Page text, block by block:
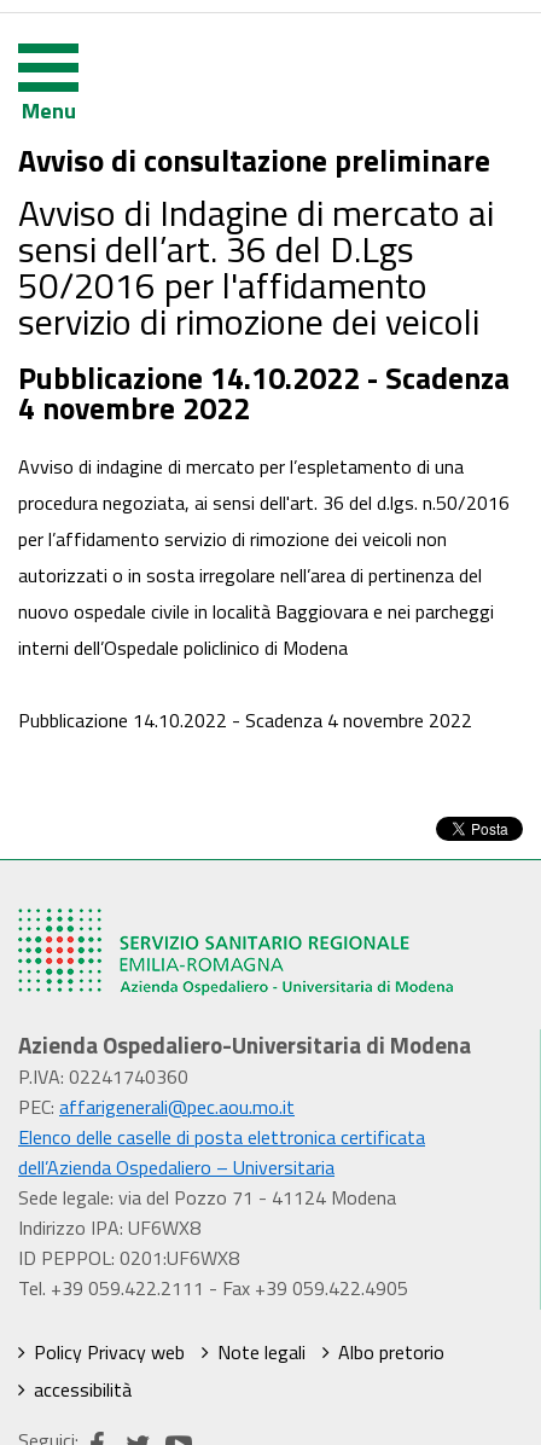
50/2016 per l'affidamento servizio di rimozione dei veicoli
Menu
Avviso di consultazione preliminare
Avviso di Indagine di mercato ai
sensi dell’art. 36 del D.Lgs
50/2016 per l'affidamento
servizio di rimozione dei veicoli
Pubblicazione 14.10.2022 - Scadenza
4 novembre 2022
Avviso di indagine di mercato per l’espletamento di una
procedura negoziata, ai sensi dell'art. 36 del d.lgs. n.50/2016
per l’affidamento servizio di rimozione dei veicoli non
autorizzati o in sosta irregolare nell’area di pertinenza del
nuovo ospedale civile in località Baggiovara e nei parcheggi
interni dell’Ospedale policlinico di Modena
Pubblicazione 14.10.2022 - Scadenza 4 novembre 2022
Azienda Ospedaliero-Universitaria di Modena
P.IVA: 02241740360
PEC: affarigenerali@pec.aou.mo.it
Elenco delle caselle di posta elettronica certificata
dell’Azienda Ospedaliero – Universitaria
Sede legale: via del Pozzo 71 - 41124 Modena
Indirizzo IPA: UF6WX8
ID PEPPOL: 0201:UF6WX8
Tel. +39 059.422.2111 - Fax +39 059.422.4905
Policy Privacy web Note legali
Albo pretorio
accessibilità